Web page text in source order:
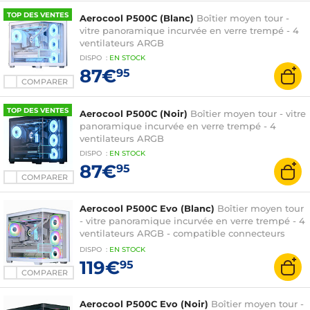
TOP DES VENTES
COMPARER
Aerocool P500C (Blanc) Boîtier moyen tour -
vitre panoramique incurvée en verre trempé - 4
ventilateurs ARGB
DISPO : EN STOCK
87€95
TOP DES VENTES
COMPARER
Aerocool P500C (Noir) Boîtier moyen tour - vitre
panoramique incurvée en verre trempé - 4
ventilateurs ARGB
DISPO : EN STOCK
87€95
COMPARER
Aerocool P500C Evo (Blanc) Boîtier moyen tour
- vitre panoramique incurvée en verre trempé - 4
ventilateurs ARGB - compatible connecteurs
arrières (back connector)
DISPO : EN STOCK
119€95
Aerocool P500C Evo (Noir) Boîtier moyen tour -